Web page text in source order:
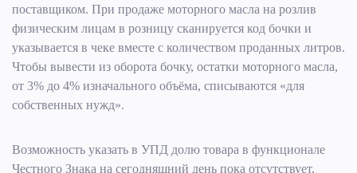
поставщиком. При продаже моторного масла на розлив
физическим лицам в розницу сканируется код бочки и
указывается в чеке вместе с количеством проданных литров.
Чтобы вывести из оборота бочку, остатки моторного масла,
от 3% до 4% изначального объёма, списываются «для
собственных нужд».
Возможность указать в УПД долю товара в функционале
Честного Знака на сегодняшний день пока отсутствует,